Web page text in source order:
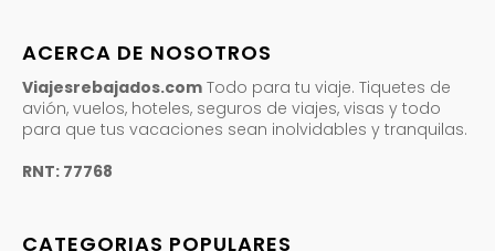
ACERCA DE NOSOTROS
Viajesrebajados.com Todo para tu viaje. Tiquetes de
avión, vuelos, hoteles, seguros de viajes, visas y todo
para que tus vacaciones sean inolvidables y tranquilas.
RNT: 77768
CATEGORIAS POPULARES